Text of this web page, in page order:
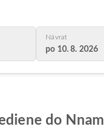
Návrat
po 10. 8. 2026
do